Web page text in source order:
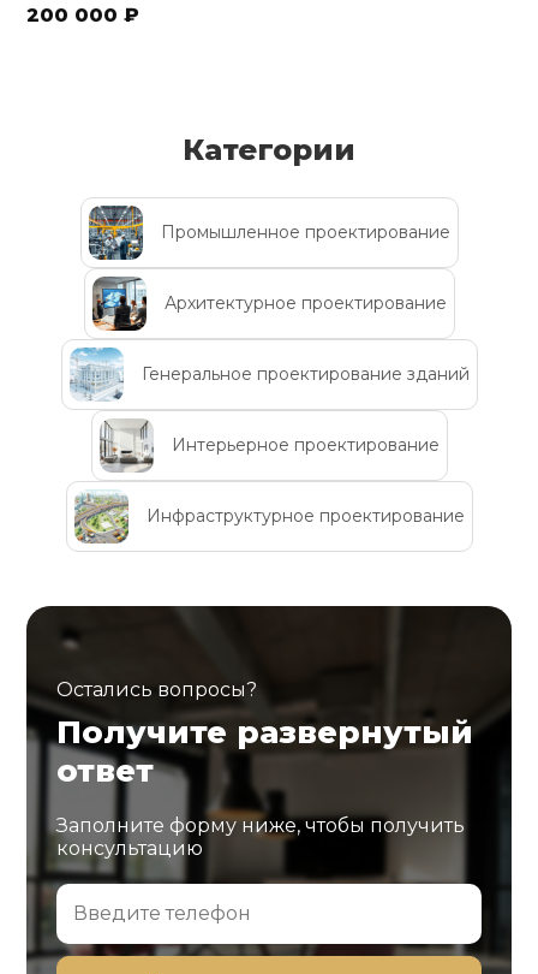
200 000 ₽
Категории
Промышленное проектирование
Архитектурное проектирование
Генеральное проектирование зданий
Интерьерное проектирование
Инфраструктурное проектирование
Остались вопросы?
Получите развернутый
ответ
Заполните форму ниже, чтобы получить
консультацию